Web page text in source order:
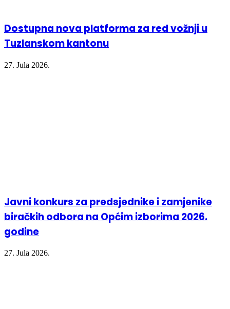
Dostupna nova platforma za red vožnji u
Tuzlanskom kantonu
27. Jula 2026.
Javni konkurs za predsjednike i zamjenike
biračkih odbora na Općim izborima 2026.
godine
27. Jula 2026.